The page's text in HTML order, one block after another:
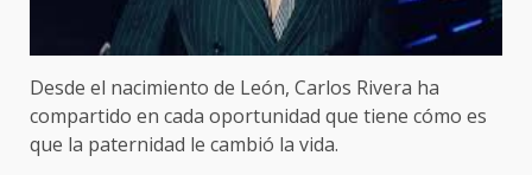
Desde el nacimiento de León, Carlos Rivera ha
compartido en cada oportunidad que tiene cómo es
que la paternidad le cambió la vida.